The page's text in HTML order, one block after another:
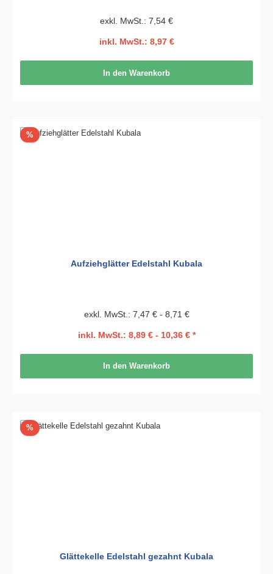
exkl. MwSt.: 7,54 €
inkl. MwSt.: 8,97 €
In den Warenkorb
%Rabatt
Aufziehglätter Edelstahl Kubala
exkl. MwSt.: 7,47 € - 8,71 €
inkl. MwSt.: 8,89 € - 10,36 € *
In den Warenkorb
%Rabatt
Glättekelle Edelstahl gezahnt Kubala